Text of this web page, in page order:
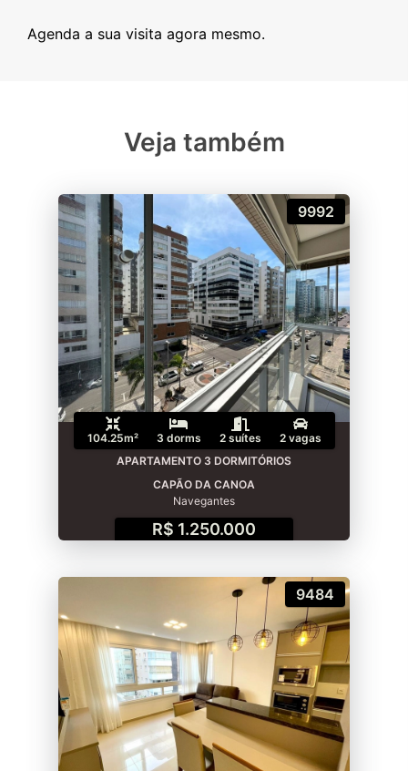
Veja também
9992
104.25m² 3 dorms 2 suítes
2 vagas
APARTAMENTO 3 DORMITÓRIOS
CAPÃO DA CANOA
Navegantes
R$ 1.250.000
9484